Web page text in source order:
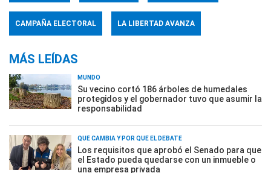
CAMPAÑA ELECTORAL LA LIBERTAD AVANZA
MÁS LEÍDAS
MUNDO
Su vecino cortó 186 árboles de humedales
protegidos y el gobernador tuvo que asumir la
responsabilidad
QUÉ CAMBIA Y POR QUÉ EL DEBATE
Los requisitos que aprobó el Senado para que
el Estado pueda quedarse con un inmueble o
una empresa privada